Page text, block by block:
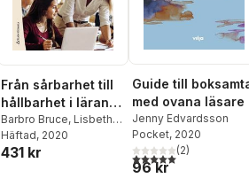
Från sårbarhet till
hållbarhet i lärande
och undervisning
Barbro Bruce, Lisbeth
Amhag, Lotta Bergman
Eva Borgfeldt
Häftad, 2020
431 kr
Guide till
med ovana läsare
Jenny Edvardsson
Pocket, 2020
5,0utav 5 stjärnor.
(2)
96 kr